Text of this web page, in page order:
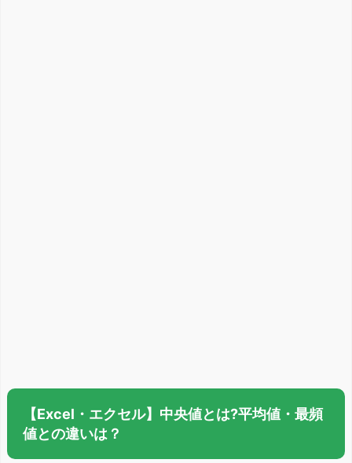
【Excel・エクセル】中央値とは?平均値・最頻
値との違いは？